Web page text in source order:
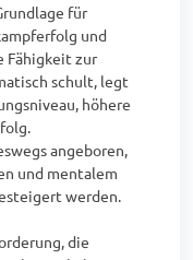
für
und
Fähigkeit zur
schult, legt
höhere
angeboren,
und mentalem
werden.
die